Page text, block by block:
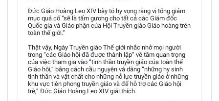
Đức Giáo Hoàng Leo XIV bày tỏ hy vọng rằng vị tổng giám
mục quá cố “sẽ là tấm gương cho tất cả các Giám đốc
Quốc gia và Giáo phận của Hội Truyền giáo Giáo hoàng trên
toàn thế giới.”
Thật vậy, Ngày Truyền giáo Thế giới nhắc nhở mọi người
trong “các Giáo hội đã được thành lập” về tầm quan trọng
của việc tham gia vào “tinh thần truyền giáo của toàn thể
Giáo hội,” bằng cách cầu nguyện và dâng “những hy sinh
tinh thần và vật chất cho những nỗ lực truyền giáo ở những
khu vực tiên phong truyền giáo và để hỗ trợ các Giáo hội
trẻ,” Đức Giáo Hoàng Leo XIV giải thích.